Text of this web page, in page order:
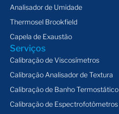
Analisador de Umidade
Thermosel Brookfield
Capela de Exaustão
Serviços
Calibração de Viscosímetros
Calibração Analisador de Textura
Calibração de Banho Termostático
Calibração de Espectrofotômetros